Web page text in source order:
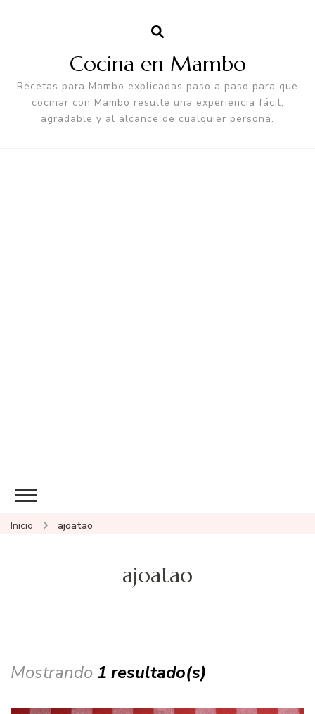
Cocina en Mambo
Recetas para Mambo explicadas paso a paso para que
cocinar con Mambo resulte una experiencia fácil,
agradable y al alcance de cualquier persona.
Inicio ajoatao
ajoatao
Mostrando 1 resultado(s)